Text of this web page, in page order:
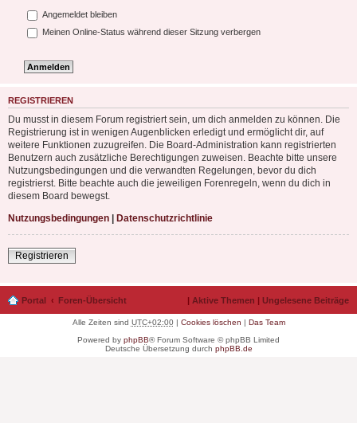
Angemeldet bleiben
Meinen Online-Status während dieser Sitzung verbergen
REGISTRIEREN
Du musst in diesem Forum registriert sein, um dich anmelden zu können. Die
Registrierung ist in wenigen Augenblicken erledigt und ermöglicht dir, auf
weitere Funktionen zuzugreifen. Die Board-Administration kann registrierten
Benutzern auch zusätzliche Berechtigungen zuweisen. Beachte bitte unsere
Nutzungsbedingungen und die verwandten Regelungen, bevor du dich
registrierst. Bitte beachte auch die jeweiligen Forenregeln, wenn du dich in
diesem Board bewegst.
Nutzungsbedingungen | Datenschutzrichtlinie
Registrieren
Portal Foren-Übersicht | Aktive Themen | Ungelesene Beiträge
Alle Zeiten sind UTC+02:00| Cookies löschen | Das Team
Powered by phpBB® Forum Software © phpBB Limited
Deutsche Übersetzung durch phpBB.de